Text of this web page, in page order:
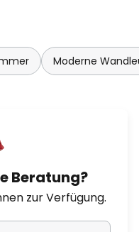
Moderne
Beratung?
zur Verfügung.